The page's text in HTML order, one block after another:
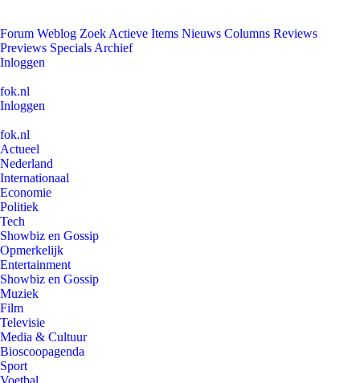
Forum Weblog Zoek Actieve Items Nieuws Columns Reviews
Previews Specials Archief
Inloggen
fok.nl
Inloggen
fok.nl
Actueel
Nederland
Internationaal
Economie
Politiek
Tech
Showbiz en Gossip
Opmerkelijk
Entertainment
Showbiz en Gossip
Muziek
Film
Televisie
Media & Cultuur
Bioscoopagenda
Sport
Voetbal